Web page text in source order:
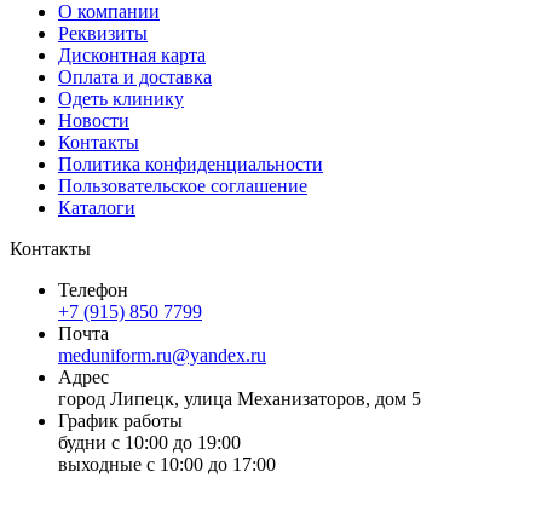
О компании
Реквизиты
Дисконтная карта
Оплата и доставка
Одеть клинику
Новости
Контакты
Политика конфиденциальности
Пользовательское соглашение
Каталоги
Контакты
Телефон
+7 (915) 850 7799
Почта
meduniform.ru@yandex.ru
Адрес
город Липецк, улица Механизаторов, дом 5
График работы
будни с 10:00 до 19:00
выходные с 10:00 до 17:00